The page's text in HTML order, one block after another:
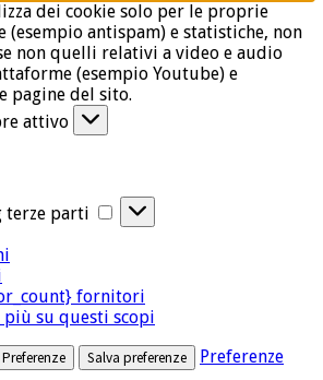
dei cookie solo per le proprie
(esempio antispam) e statistiche, non
non quelli relativi a video e audio
(esempio Youtube) e
pagine del sito.
attivo
terze parti
Cookie
di
parti
fornitori
più su questi scopi
Preferenze Salva preferenze Preferenze